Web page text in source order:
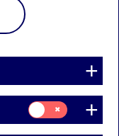
Samtycke
för:
Statistik